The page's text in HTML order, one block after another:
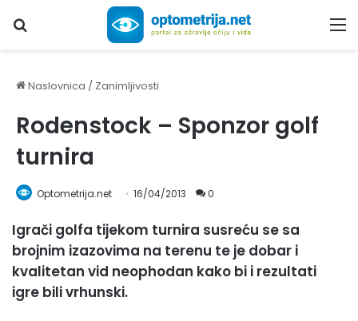
Upiši traženi pojam...
Naslovnica / Zanimljivosti
Rodenstock – Sponzor golf
turnira
Optometrija.net 16/04/2013 0
Igrači golfa tijekom turnira susreću se sa
brojnim izazovima na terenu te je dobar i
kvalitetan vid neophodan kako bi i rezultati
igre bili vrhunski.